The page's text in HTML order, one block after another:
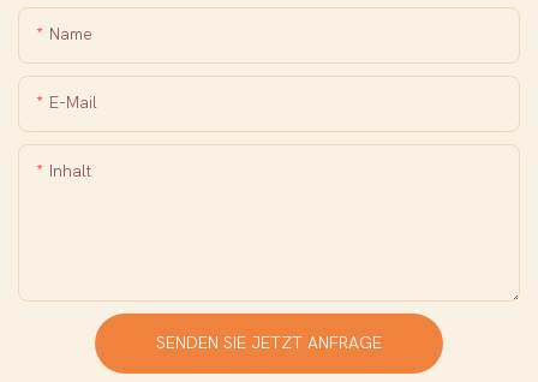
Name
E-Mail
Inhalt
SENDEN SIE JETZT ANFRAGE